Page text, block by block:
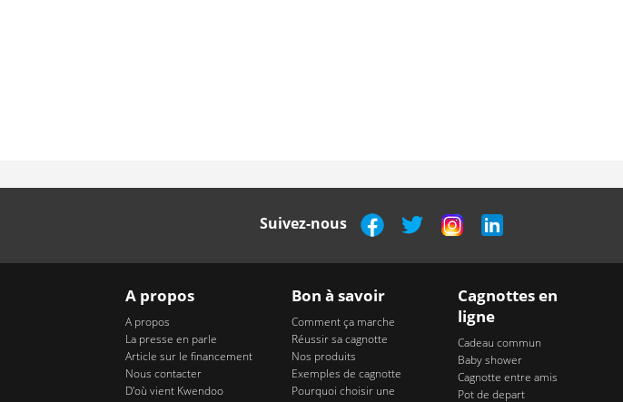
Suivez-nous
A propos
A propos
La presse en parle
Article sur le financement
Nous contacter
D'où vient Kwendoo
Bon à savoir
Comment ça marche
Réussir sa cagnotte
Nos produits
Exemples de cagnotte
Pourquoi choisir une
Cagnottes en
ligne
Cadeau commun
Baby shower
Cagnotte entre amis
Pot de depart